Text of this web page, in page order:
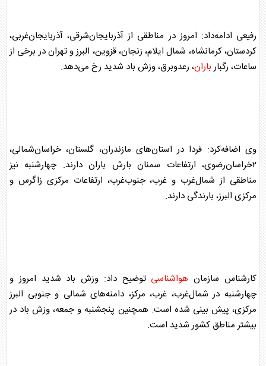
رفیعی ادامه‌داد: امروز در مناطقی از آذربایجان‌شرقی، آذربایجان‌غربی،
کردستان، کرمانشاه، شمال ایلام، زنجان، قزوین، البرز و تهران در برخی از
ساعات، رگبارباران، رعدوبرق، وزش باد شدید رخ می‌دهد.
وی اضافه‌کرد: فردا در استان‌های مازندران، گلستان، خراسان‌شمالی،
۲خراسان‌رضوی، ارتفاعات سمنان بارش
باراندارند. چهارشنبه نیز
مناطقی از شمال‌غرب و غرب، جنوب‌غرب، ارتفاعات مرکزی زاگرس و
مرکزی البرز، بارندگی دارند.
کارشناس سازمان هواشناسی توضیح داد: وزش باد شدید امروز و
چهارشنبه در شمال‌غرب، غرب، مرکز، دامنه‌های شمالی و جنوبی البرز
مرکزی، پیش بینی شده است. همچنین پنجشنبه و جمعه، وزش باد در
بیشتر مناطق کشور شدید است.